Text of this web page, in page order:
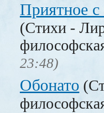
Приятное
(Стихи -
23:48)
Обонато